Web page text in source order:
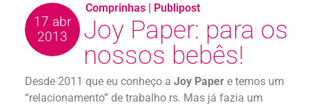
17 abr
2013
Joy Paper: para os
nossos bebês!
Desde 2011 que eu conheço a Joy Paper e temos um
“relacionamento” de trabalho rs. Mas já fazia um
Comprinhas | Publipost